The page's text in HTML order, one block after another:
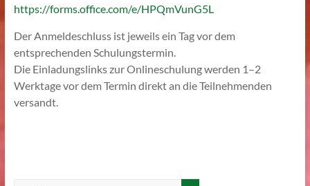
https://forms.office.com/e/HPQmVunG5L
Der Anmeldeschluss ist jeweils ein Tag vor dem
entsprechenden Schulungstermin.
Die Einladungslinks zur Onlineschulung werden 1–2
Werktage vor dem Termin direkt an die Teilnehmenden
versandt.